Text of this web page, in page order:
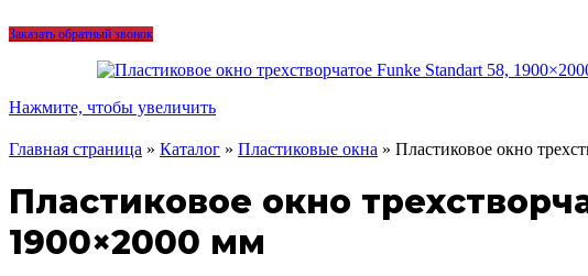
Заказать обратный звонок
Нажмите, чтобы увеличить
Главная страница » Каталог » Пластиковые окна » Пластиковое окно
Пластиковое окно
1900×2000 мм